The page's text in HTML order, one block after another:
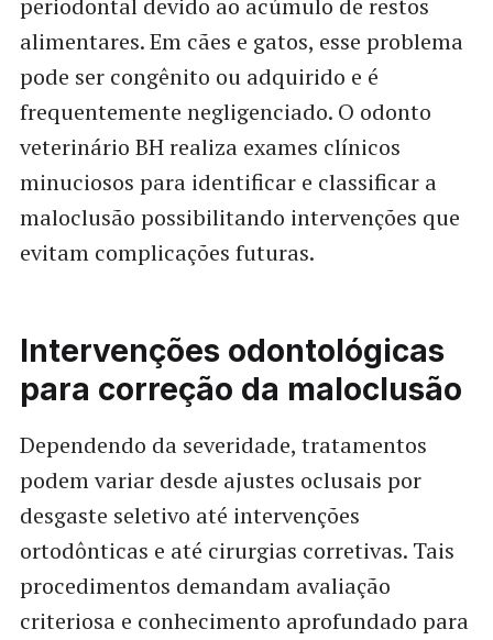
periodontal devido ao acúmulo de restos
alimentares. Em cães e gatos, esse problema
pode ser congênito ou adquirido e é
frequentemente negligenciado. O odonto
veterinário BH realiza exames clínicos
minuciosos para identificar e classificar a
maloclusão possibilitando intervenções que
evitam complicações futuras.
Intervenções odontológicas
para correção da maloclusão
Dependendo da severidade, tratamentos
podem variar desde ajustes oclusais por
desgaste seletivo até intervenções
ortodônticas e até cirurgias corretivas. Tais
procedimentos demandam avaliação
criteriosa e conhecimento aprofundado para